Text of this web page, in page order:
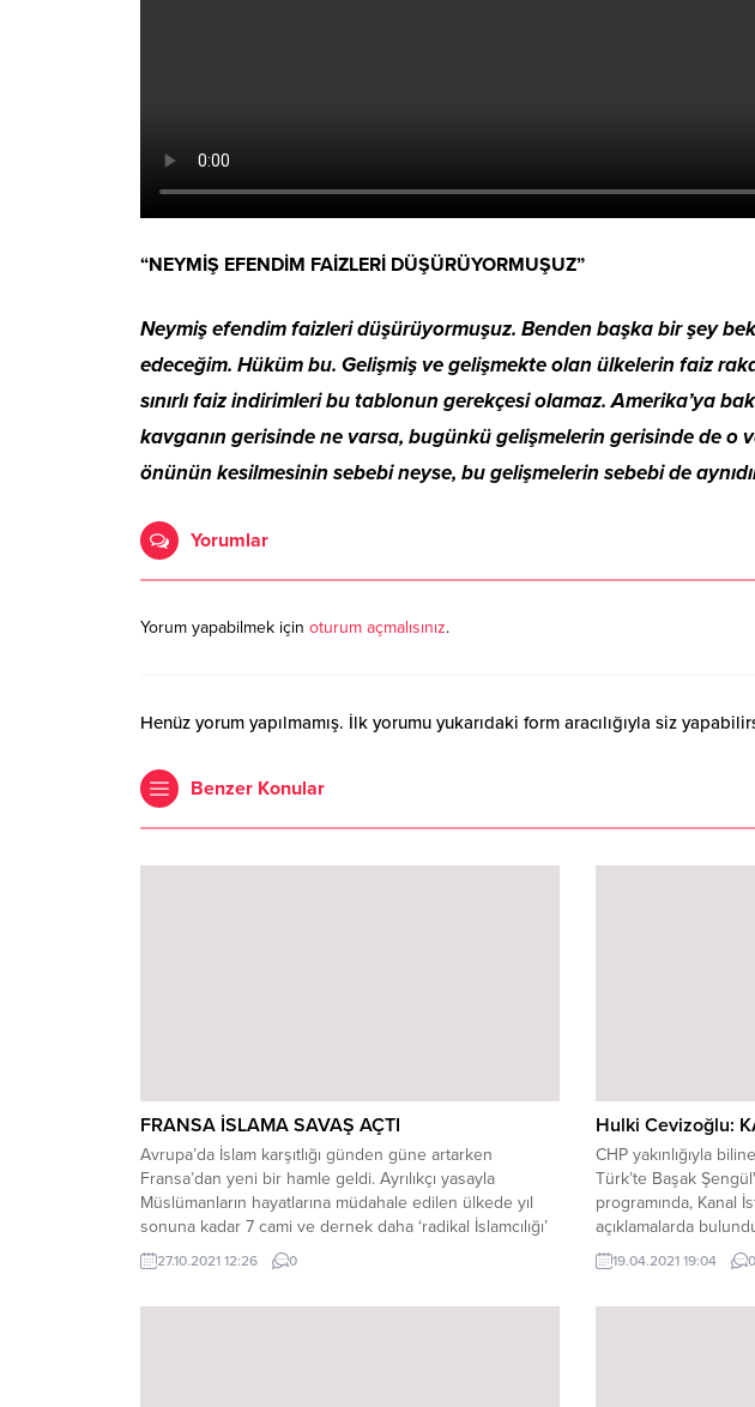
“NEYMİŞ EFENDİM FAİZLERİ DÜŞÜRÜYORMUŞUZ”
Neymiş efendim faizleri düşürüyormuşuz. Benden başka bir şey
edeceğim. Hüküm bu. Gelişmiş ve gelişmekte olan ülkelerin faiz
sınırlı faiz indirimleri bu tablonun gerekçesi olamaz. Amerika’ya
kavganın gerisinde ne varsa, bugünkü gelişmelerin gerisinde de
önünün kesilmesinin sebebi neyse, bu gelişmelerin sebebi de
Yorumlar
Yorum yapabilmek için oturum açmalısınız.
Henüz yorum yapılmamış. İlk yorumu yukarıdaki form aracılığıyla siz
Benzer Konular
FRANSA İSLAMA SAVAŞ AÇTI
Avrupa’da İslam karşıtlığı günden güne artarken
Fransa’dan yeni bir hamle geldi. Ayrılıkçı yasayla
Müslümanların hayatlarına müdahale edilen ülkede yıl
sonuna kadar 7 cami ve dernek daha ‘radikal İslamcılığı’
savunduğu gerekçesiyle kapatılacak. Fransa’da birçok
sivil toplum örgütü İslama saldırı niteliği taşıyan bu karara
27.10.2021 12:26 0
Hulki Cevizoğlu:
CHP yakınlığıyla
Türk’te Başak
programında, Kanal
açıklamalarda
BİR
planlanan Kanal
19.04.2021 19:04 0